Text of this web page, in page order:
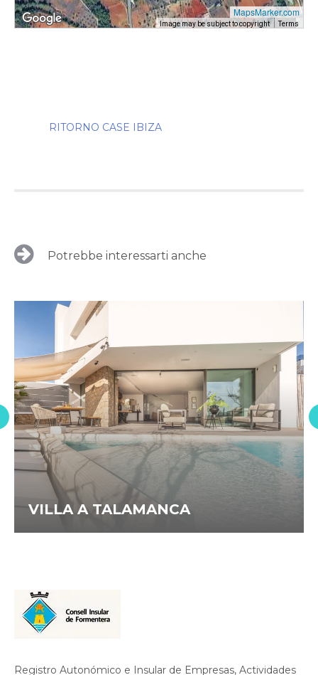
MapsMarker.com
Image may be subject to copyright Terms
RITORNO CASE IBIZA
Potrebbe interessarti anche
VILLA A TALAMANCA
Registro Autonómico e Insular de Empresas, Actividades